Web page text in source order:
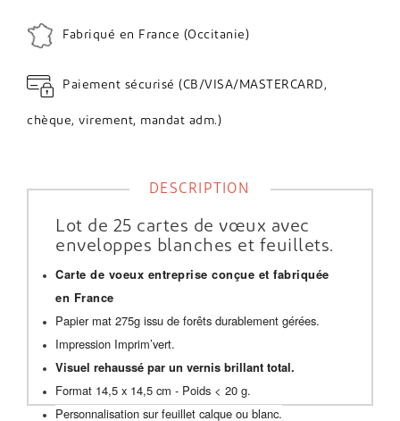
Fabriqué en France (Occitanie)
Paiement sécurisé (CB/VISA/MASTERCARD,
chèque, virement, mandat adm.)
DESCRIPTION
Lot de 25 cartes de vœux avec
enveloppes blanches et feuillets.
Carte de voeux entreprise conçue et fabriquée
en France
Papier mat 275g issu de forêts durablement gérées.
Impression Imprim’vert.
Visuel rehaussé par un vernis brillant total.
Format 14,5 x 14,5 cm - Poids < 20 g.
Personnalisation sur feuillet calque ou blanc.